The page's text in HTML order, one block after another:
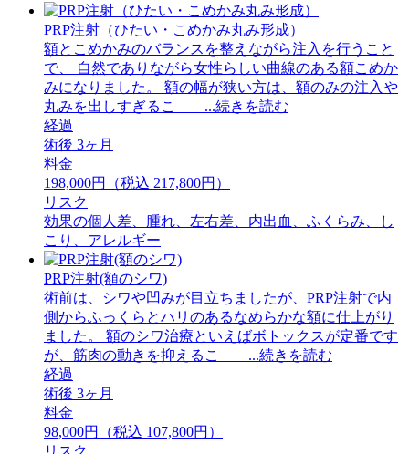
PRP注射（ひたい・こめかみ丸み形成）
額とこめかみのバランスを整えながら注入を行うこと
で、 自然でありながら女性らしい曲線のある額こめか
みになりました。 額の幅が狭い方は、額のみの注入や
丸みを出しすぎるこ ...続きを読む
経過
術後 3ヶ月
料金
198,000円（税込 217,800円）
リスク
効果の個人差、腫れ、左右差、内出血、ふくらみ、し
こり、アレルギー
PRP注射(額のシワ)
術前は、シワや凹みが目立ちましたが、PRP注射で内
側からふっくらとハリのあるなめらかな額に仕上がり
ました。 額のシワ治療といえばボトックスが定番です
が、筋肉の動きを抑えるこ ...続きを読む
経過
術後 3ヶ月
料金
98,000円（税込 107,800円）